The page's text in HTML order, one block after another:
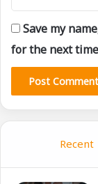
Save my
for the next
Recent